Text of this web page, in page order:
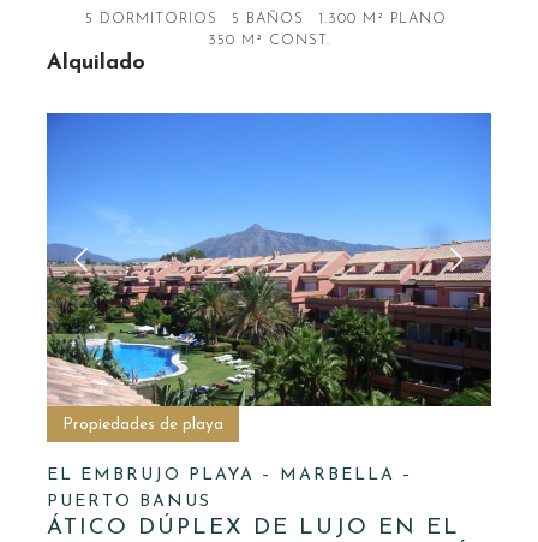
5 DORMITORIOS 5 BAÑOS
1.300 M² PLANO
350 M² CONST.
Alquilado
Propiedades de playa
EL EMBRUJO PLAYA – MARBELLA –
PUERTO BANUS
ÁTICO DÚPLEX DE LUJO EN EL